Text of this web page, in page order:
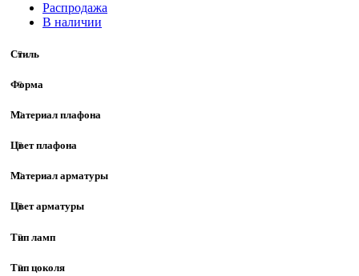
Распродажа
В наличии
Стиль
Форма
Материал плафона
Цвет плафона
Материал арматуры
Цвет арматуры
Тип ламп
Тип цоколя